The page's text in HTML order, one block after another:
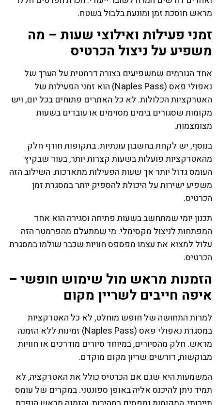
מראש חוסכת זמן ומונעת בלבול בשטח.
זמני פעילות ואילוצי שעות – מה
משפיע על ניצול הכרטיס
אחד הגורמים שמשפיעים בצורה דרמטית על הערך של
נאפולי פאס (Naples Pass) הוא זמני הפעילות של
האטרקציות הכלולות. לא כל האתרים פתוחים בכל יום, ויש
מקומות שסגורים בימים מסוימים או עובדים בשעות
מצומצמות.
בנוסף, יש לקחת בחשבון עונתיות. בתקופות חורף חלק
מהאטרקציות פועלות בשעות קצרות יותר, בעוד שבקיץ
העומס גדול יותר אך שעות הפעילות מתארכות. השילוב הזה
משפיע ישירות על היכולת להספיק יותר במסגרת זמן
הכרטיס.
תכנון יומי שמתחשב בשעות פתיחה וסגירה הוא אחד
המפתחות לניצול מקסימלי. מי שמתעלם מהפרמטר הזה
עלול למצוא את עצמו מפספס חוויות שכבר שולמו במסגרת
הכרטיס.
הזמנות מראש מול שימוש חופשי –
איפה חייבים לשריין מקום
למרות התחושה של חופש מוחלט, לא כל האטרקציות
במסגרת נאפולי פאס (Naples Pass) זמינות ללא הזמנה
מראש. חלק מהסיורים, במיוחד סיורים מודרכים או חוויות
מבוקשות, דורשים שריון מקום מוקדם.
המשמעות היא שגם אם הכרטיס כולל את האטרקציה, לא
תמיד ניתן להיכנס אליה באופן ספונטני. במקרים של עומס